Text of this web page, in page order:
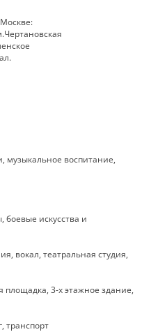
музыкальное воспитание,
искусства и
вокал, театральная студия,
площадка, 3-х этажное здание,
транспорт